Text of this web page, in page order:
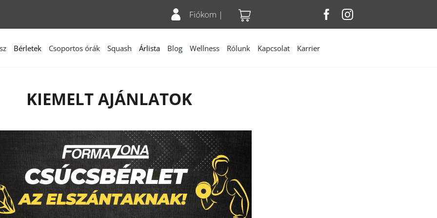
Fiókom |
Bérletek Csoportos órák Squash Árlista Blog Wellness Rólunk Kapcsolat Karrier
KIEMELT AJÁNLATOK